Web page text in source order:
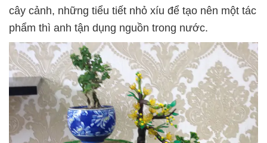
cây cảnh, những tiểu tiết nhỏ xíu để tạo nên một tác
phẩm thì anh tận dụng nguồn trong nước.